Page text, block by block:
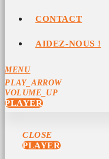
CONTACT
AIDEZ-NOUS !
MENU
PLAY_ARROW
VOLUME_UP
PLAYER
CLOSE
PLAYER